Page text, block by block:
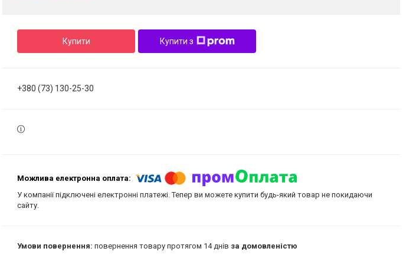
Купити Купити з
+380 (73) 130-25-30
У компанії підключені електронні платежі. Тепер ви можете купити будь-який товар не покидаючи
сайту.
повернення товару протягом 14 днів за домовленістю